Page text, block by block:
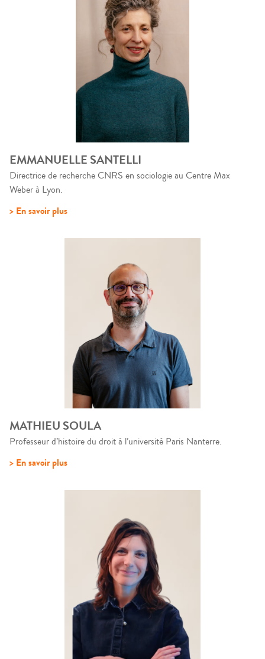
EMMANUELLE SANTELLI
Directrice de recherche CNRS en sociologie au Centre Max
Weber à Lyon.
> En savoir plus
MATHIEU SOULA
Professeur d’histoire du droit à l’université Paris Nanterre.
> En savoir plus